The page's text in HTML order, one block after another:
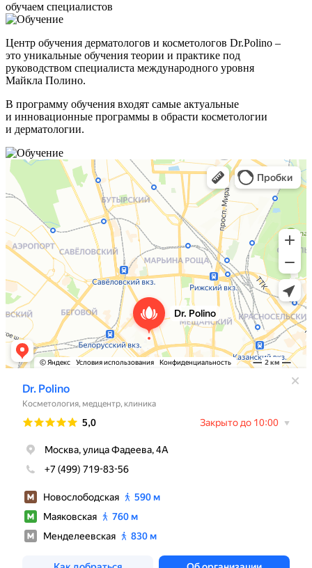
обучаем специалистов
Центр обучения дерматологов и косметологов Dr.Polino –
это уникальные обучения теории и практике под
руководством специалиста международного уровня
Майкла Полино.
В программу обучения входят самые актуальные
и инновационные программы в обрасти косметологии
и дерматологии.